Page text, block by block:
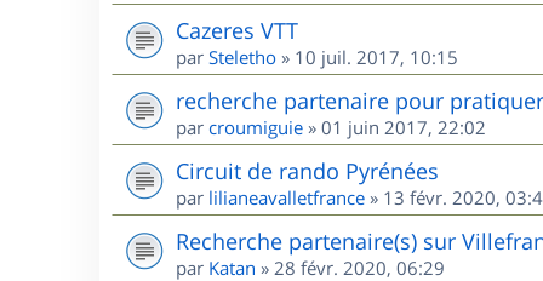
Cazeres VTT
par Steletho » 10 juil. 2017, 10:15
recherche partenaire pour
par croumiguie » 01 juin 2017, 22:02
Circuit de rando Pyrénées
par lilianeavalletfrance » 13 févr. 2020,
Recherche partenaire(s) sur
par Katan » 28 févr. 2020, 06:29